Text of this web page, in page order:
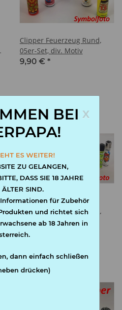
Clipper Feuerzeug Rund,
05er-Set, div. Motiv
9,90 € *
Clipper Feuerzeug Rund,
15er-Set, div. Motiv
19,90 €
x
BEI
ES WEITER!
ZU GELANGEN,
DASS SIE 18 JAHRE
SIND.
für Zubehör
und richtet sich
ab 18 Jahren in
dann einfach schließen
drücken)